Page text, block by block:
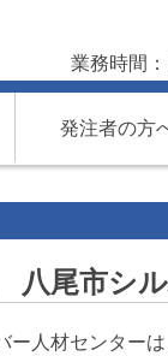
業務時間
発注者の方
尾市シ
ー人材センター